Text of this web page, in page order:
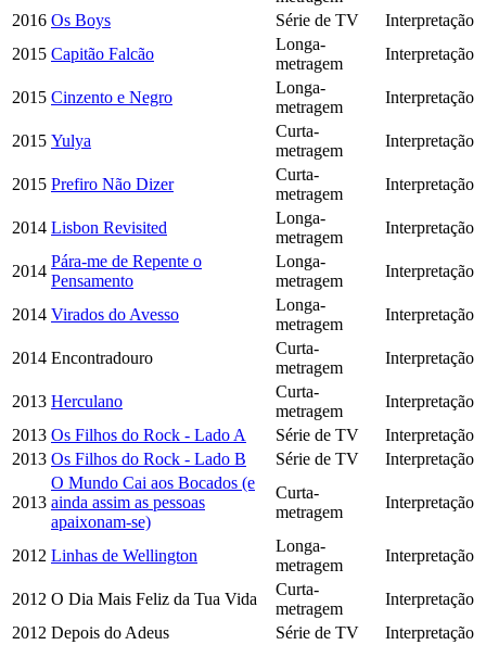
2016 Os Boys Série de TV
Interpretação
2015 Capitão Falcão
Longa-
metragem
Interpretação
2015 Cinzento e Negro
Longa-
metragem
Interpretação
2015 Yulya
Curta-
metragem
Interpretação
2015 Prefiro Não Dizer
Curta-
metragem
Interpretação
2014 Lisbon Revisited
Longa-
metragem
Interpretação
2014
Pára-me de Repente o
Pensamento
Longa-
metragem
Interpretação
2014 Virados do Avesso
Longa-
metragem
Interpretação
2014 Encontradouro
Curta-
metragem
Interpretação
2013 Herculano
Curta-
metragem
Interpretação
2013 Os Filhos do Rock - Lado A Série de TV
Interpretação
2013 Os Filhos do Rock - Lado B Série de TV Interpretação
2013
O Mundo Cai aos Bocados (e
ainda assim as pessoas
apaixonam-se)
Curta-
metragem
Interpretação
2012 Linhas de Wellington
Longa-
metragem
Interpretação
2012 O Dia Mais Feliz da Tua Vida
Curta-
metragem
Interpretação
2012 Depois do Adeus Série de TV Interpretação